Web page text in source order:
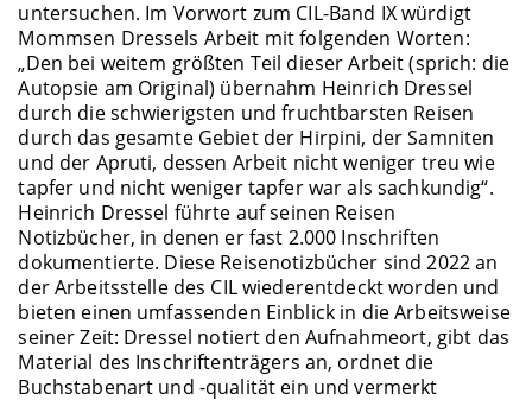
untersuchen. Im Vorwort zum CIL-Band IX würdigt
Mommsen Dressels Arbeit mit folgenden Worten:
„Den bei weitem größten Teil dieser Arbeit (sprich: die
Autopsie am Original) übernahm Heinrich Dressel
durch die schwierigsten und fruchtbarsten Reisen
durch das gesamte Gebiet der Hirpini, der Samniten
und der Apruti, dessen Arbeit nicht weniger treu wie
tapfer und nicht weniger tapfer war als sachkundig“.
Heinrich Dressel führte auf seinen Reisen
Notizbücher, in denen er fast 2.000 Inschriften
dokumentierte. Diese Reisenotizbücher sind 2022 an
der Arbeitsstelle des CIL wiederentdeckt worden und
bieten einen umfassenden Einblick in die Arbeitsweise
seiner Zeit: Dressel notiert den Aufnahmeort, gibt das
Material des Inschriftenträgers an, ordnet die
Buchstabenart und -qualität ein und vermerkt